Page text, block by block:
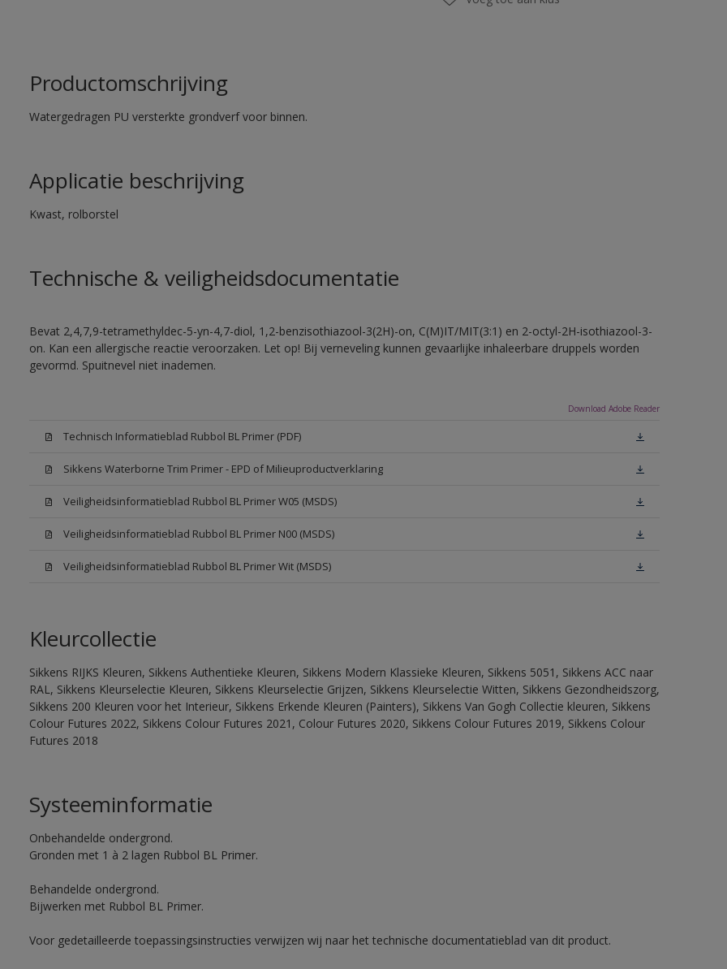
Productomschrijving
Watergedragen PU versterkte grondverf voor binnen.
Applicatie beschrijving
Kwast, rolborstel
Technische & veiligheidsdocumentatie
Bevat 2,4,7,9-tetramethyldec-5-yn-4,7-diol, 1,2-benzisothiazool-3(2H)-on, C(M)IT/MIT(3:1) en 2-octyl-2H-isothiazool-3-
on. Kan een allergische reactie veroorzaken. Let op! Bij verneveling kunnen gevaarlijke inhaleerbare druppels worden
gevormd. Spuitnevel niet inademen.
Download Adobe Reader
Technisch Informatieblad Rubbol BL Primer (PDF)
Sikkens Waterborne Trim Primer - EPD of Milieuproductverklaring
Veiligheidsinformatieblad Rubbol BL Primer W05 (MSDS)
Veiligheidsinformatieblad Rubbol BL Primer N00 (MSDS)
Veiligheidsinformatieblad Rubbol BL Primer Wit (MSDS)
Kleurcollectie
Sikkens RIJKS Kleuren, Sikkens Authentieke Kleuren, Sikkens Modern Klassieke Kleuren, Sikkens 5051, Sikkens ACC naar
RAL, Sikkens Kleurselectie Kleuren, Sikkens Kleurselectie Grijzen, Sikkens Kleurselectie Witten, Sikkens Gezondheidszorg,
Sikkens 200 Kleuren voor het Interieur, Sikkens Erkende Kleuren (Painters), Sikkens Van Gogh Collectie kleuren, Sikkens
Colour Futures 2022, Sikkens Colour Futures 2021, Colour Futures 2020, Sikkens Colour Futures 2019, Sikkens Colour
Futures 2018
Systeeminformatie
Onbehandelde ondergrond.
Gronden met 1 à 2 lagen Rubbol BL Primer.
Behandelde ondergrond.
Bijwerken met Rubbol BL Primer.
Voor gedetailleerde toepassingsinstructies verwijzen wij naar het technische documentatieblad van dit product.